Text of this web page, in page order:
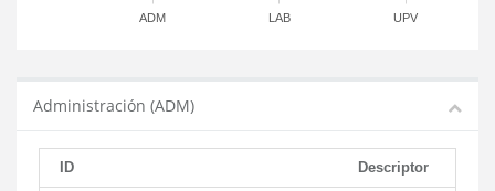
ADM LAB UPV
Administración (ADM)
ID Descriptor